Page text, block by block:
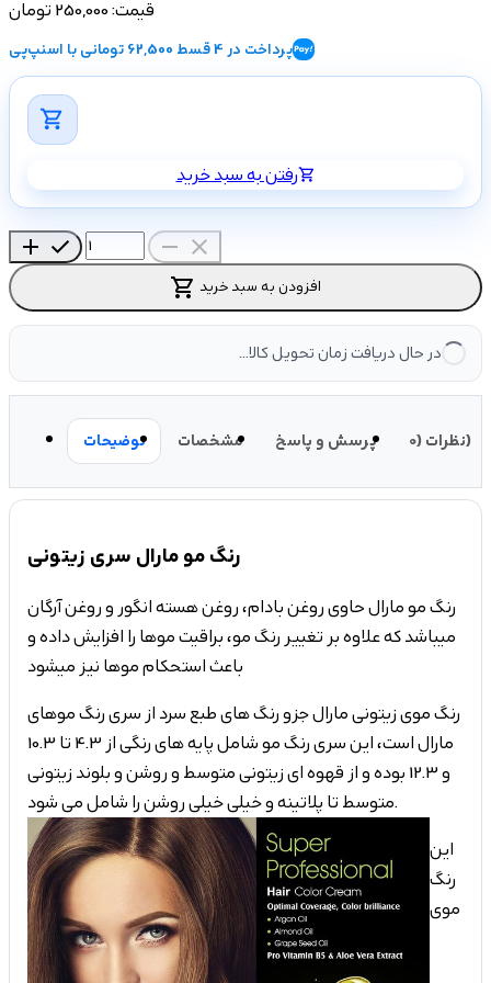
قیمت:
پرداخت در 4 قسط 62,500 تومانی با اسنپ‌پی
shopping_cart
رفتن به سبد خریدshopping_cart
add check remove close
shopping_cart افزودن به سبد خرید
در حال دریافت زمان تحویل کالا...
توضیحات مشخصات پرسش و پاسخ نظرات (0)
رنگ مو مارال سری زیتونی
رنگ مو مارال حاوی روغن بادام، روغن هسته انگور و روغن آرگان
میباشد که علاوه بر تغییر رنگ مو، براقیت موها را افزایش داده و
رنگ موی زیتونی مارال جزو رنگ های طبع سرد از سری رنگ موهای
مارال است، این سری رنگ مو شامل پایه های رنگی از 4.3 تا 10.3
و 12.3 بوده و از قهوه ای زیتونی متوسط و روشن و بلوند زیتونی
متوسط تا پلاتینه و خیلی خیلی روشن را شامل می شود.
این
رنگ
موی